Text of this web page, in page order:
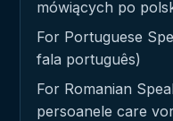
mówiących po
For Portuguese
fala português)
For Romanian
persoanele care